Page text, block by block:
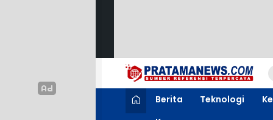
PratamaNews.com
Sumber Referensi Terpercaya
Berita Teknologi